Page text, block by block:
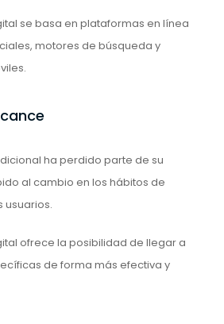
se basa en plataformas en línea
motores de búsqueda y
ha perdido parte de su
al cambio en los hábitos de
usuarios.
ofrece la posibilidad de llegar a
de forma más efectiva y